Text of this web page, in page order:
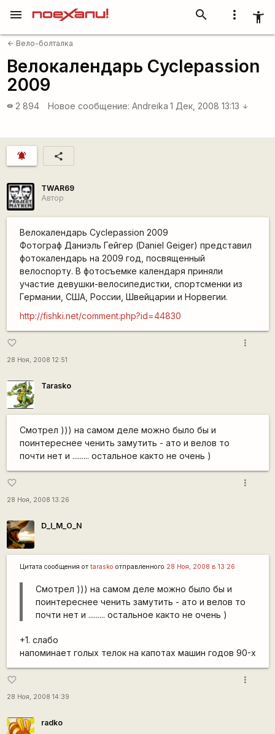
more_vert accessibility_new
search
menu
arrow_back Вело-болталка
Велокалендарь Cyclepassion
2009
visibility 2 894 Новое сообщение: Andreika 1 Дек, 2008 13:13 arrow_downward
notifications_active share
TWAR69
Автор
Велокалендарь Cyclepassion 2009
Фотограф Даниэль Гейгер (Daniel Geiger) представил
фотокалендарь на 2009 год, посвященный
велоспорту. В фотосъемке календаря приняли
участие девушки-велосипедистки, спортсменки из
Германии, США, России, Швейцарии и Норвегии.
http://fishki.net/comment.php?id=44830
favorite_border
28 Ноя, 2008 12:51
more_vert
Tarasko
Смотрел ))) на самом деле можно было бы и
поинтереснее ченить замутить - ато и велов то
почти нет и ......... остальное както не очень )
favorite_border
28 Ноя, 2008 13:26
more_vert
D_I_M_O_N
Цитата сообщения от tarasko отправленного 28 Ноя, 2008 в 13:26
Смотрел ))) на самом деле можно было бы и
поинтереснее ченить замутить - ато и велов то
почти нет и ......... остальное както не очень )
+1. слабо
напоминает голых телок на капотах машин годов 90-х
favorite_border
28 Ноя, 2008 14:39
more_vert
radko